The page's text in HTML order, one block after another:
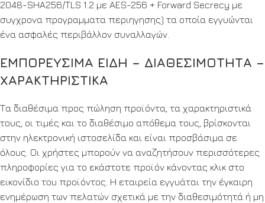
2048-SHA256/TLS 1.2 με AES-256 + Forward Secrecy με
συγχρονα προγραμματα περιηγησης) τα οποία εγγυώνται
ένα ασφαλές περιβάλλον συναλλαγών.
ΕΜΠΟΡΕΥΣΙΜΑ ΕΙΔΗ – ΔΙΑΘΕΣΙΜΟΤΗΤΑ –
ΧΑΡΑΚΤΗΡΙΣΤΙΚΑ
Τα διαθέσιμα προς πώληση προϊόντα, τα χαρακτηριστικά
τους, οι τιμές και το διαθέσιμο απόθεμα τους, βρίσκονται
στην ηλεκτρονική ιστοσελίδα και είναι προσβάσιμα σε
όλους. Οι χρήστες μπορούν να αναζητήσουν περισσότερες
πληροφορίες για το εκάστοτε προϊόν κάνοντας κλικ στο
εικονίδιο του προϊόντος. Η εταιρεία εγγυάται την έγκαιρη
ενημέρωση των πελατών σχετικά με την διαθεσιμότητά ή μη